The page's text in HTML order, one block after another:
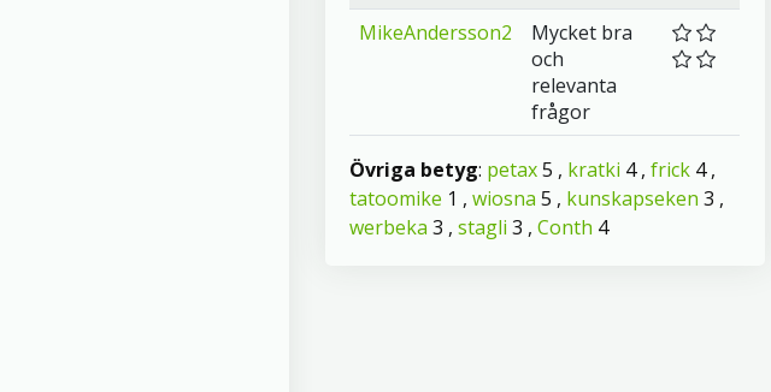
MikeAndersson2
Mycket bra
och
relevanta
frågor
Övriga betyg: petax5 , kratki 4 , frick 4 ,
tatoomike 1 , wiosna 5 , kunskapseken 3 ,
werbeka 3 , stagli 3 , Conth 4